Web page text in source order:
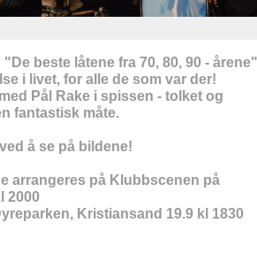
beste låtene fra 70, 80, 90 - årene"
i livet, for alle de som var der!
Pål Rake i spissen - tolket og
fantastisk måte.
å se på bildene!
arrangeres på Klubbscenen på
2000
Kristiansand 19.9 kl 1830